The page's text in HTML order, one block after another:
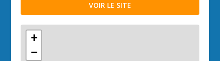
VOIR LE SITE
+
−